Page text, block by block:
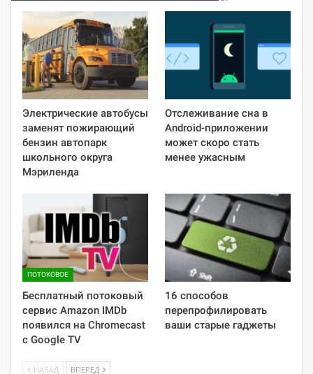
Электрические автобусы
заменят пожирающий
бензин автопарк
школьного округа
Мэриленда
Отслеживание сна в
Android-приложении
может скоро стать
менее ужасным
ПОТОКОВОЕ
Бесплатный потоковый
сервис Amazon IMDb
появился на Chromecast
с Google TV
16 способов
перепрофилировать
ваши старые гаджеты
НАЗАД ВПЕРЕД